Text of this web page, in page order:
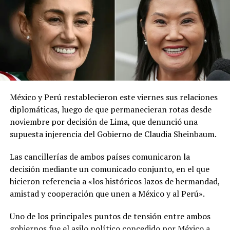
red social X.
El ministerio agregó que, pese a la presencia del polvo
del Sahara, se esperan lluvias durante los próximos días,
por lo que pidió a la población mantenerse atenta a la
información oficial sobre las condiciones
meteorológicas.
Las autoridades reiteraron el llamado a consultar los
canales oficiales del MARN y adoptar las medidas de
prevención necesarias para reducir los efectos de este
fenómeno atmosférico, especialmente entre las
personas con mayor riesgo de complicaciones de salud.
Comparte esto:
Facebook X
México y Perú restablecieron este viernes sus relaciones
diplomáticas, luego de que permanecieran rotas desde
noviembre por decisión de Lima, que denunció una
supuesta injerencia del Gobierno de Claudia Sheinbaum.
Las cancillerías de ambos países comunicaron la
decisión mediante un comunicado conjunto, en el que
hicieron referencia a «los históricos lazos de hermandad,
amistad y cooperación que unen a México y al Perú».
Uno de los principales puntos de tensión entre ambos